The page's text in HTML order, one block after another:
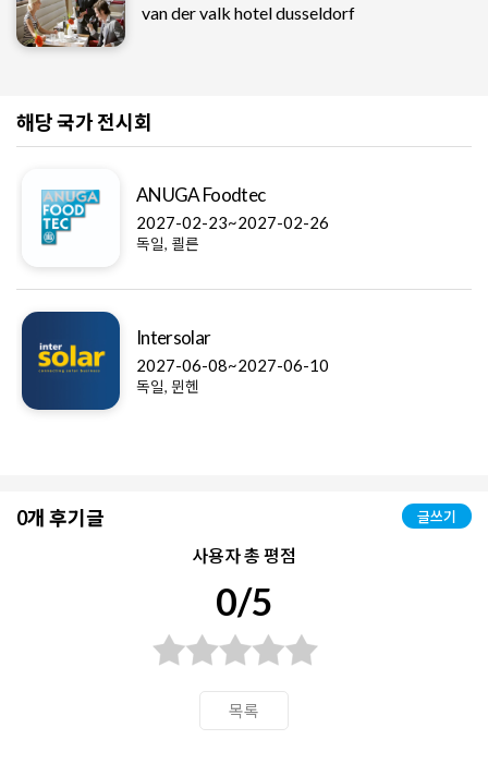
van der valk hotel dusseldorf
해당 국가 전시회
ANUGA Foodtec
2027-02-23~2027-02-26
독일, 쾰른
Intersolar
2027-06-08~2027-06-10
독일, 뮌헨
0개 후기글 글쓰기
사용자 총 평점
0/5
목록